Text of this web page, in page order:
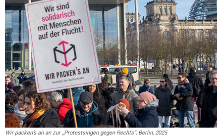
Wir packen’s an an zur „Protestsingen gegen Rechts“, Berlin, 2025